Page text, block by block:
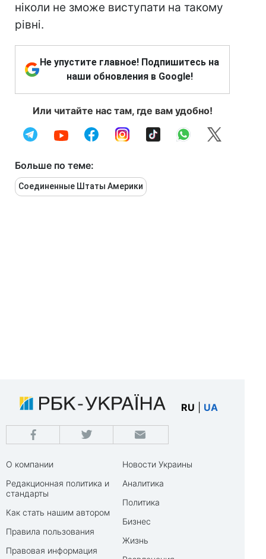
ніколи не зможе виступати на такому
рівні.
Не упустите главное! Подпишитесь на
наши обновления в Google!
Или читайте нас там, где вам удобно!
Больше по теме:
Соединенные Штаты Америки
RU UA
О компании
Редакционная политика и
стандарты
Как стать нашим автором
Правила пользования
Правовая информация
Новости Украины
Аналитика
Политика
Бизнес
Жизнь